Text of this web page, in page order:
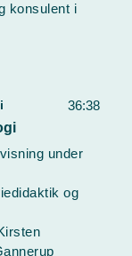
konsulent i
36:38
under
og